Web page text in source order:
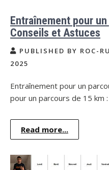
Entraînement pour
Conseils et Astuces
PUBLISHED BY ROC-
2025
Entraînement pour un
pour un parcours de 15 km
Read more...